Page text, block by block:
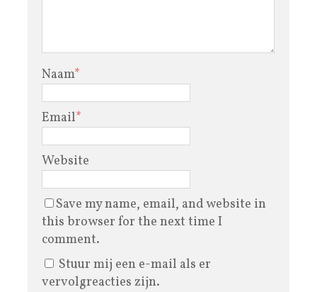
Naam*
Email*
Website
Save my name, email, and website in
this browser for the next time I
comment.
Stuur mij een e-mail als er
vervolgreacties zijn.